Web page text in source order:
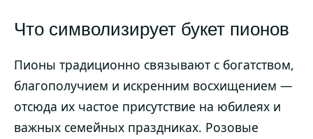
Что символизирует букет пионов
Пионы традиционно связывают с богатством,
благополучием и искренним восхищением —
отсюда их частое присутствие на юбилеях и
важных семейных праздниках. Розовые